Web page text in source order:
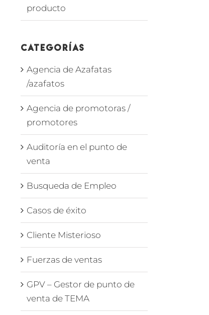
producto
Categorías
Agencia de Azafatas
/azafatos
Agencia de promotoras /
promotores
Auditoría en el punto de
venta
Busqueda de Empleo
Casos de éxito
Cliente Misterioso
Fuerzas de ventas
GPV – Gestor de punto de
venta de TEMA